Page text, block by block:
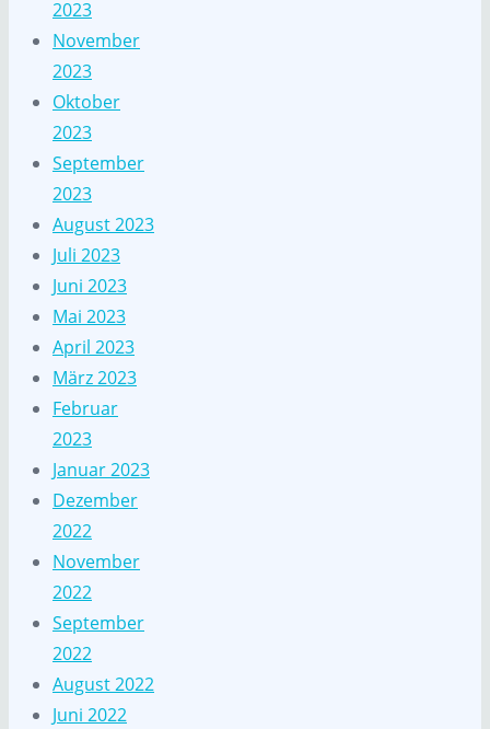
2023
November
2023
Oktober
2023
September
2023
August 2023
Juli 2023
Juni 2023
Mai 2023
April 2023
März 2023
Februar
2023
Januar 2023
Dezember
2022
November
2022
September
2022
August 2022
Juni 2022